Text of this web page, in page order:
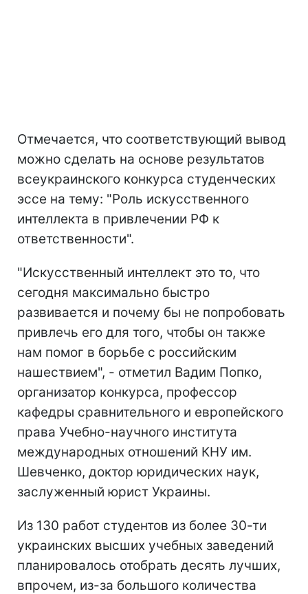
Отмечается, что соответствующий вывод
можно сделать на основе результатов
всеукраинского конкурса студенческих
эссе на тему: "Роль искусственного
интеллекта в привлечении РФ к
ответственности".
"Искусственный интеллект это то, что
сегодня максимально быстро
развивается и почему бы не попробовать
привлечь его для того, чтобы он также
нам помог в борьбе с российским
нашествием", - отметил Вадим Попко,
организатор конкурса, профессор
кафедры сравнительного и европейского
права Учебно-научного института
международных отношений КНУ им.
Шевченко, доктор юридических наук,
заслуженный юрист Украины.
Из 130 работ студентов из более 30-ти
украинских высших учебных заведений
планировалось отобрать десять лучших,
впрочем, из-за большого количества